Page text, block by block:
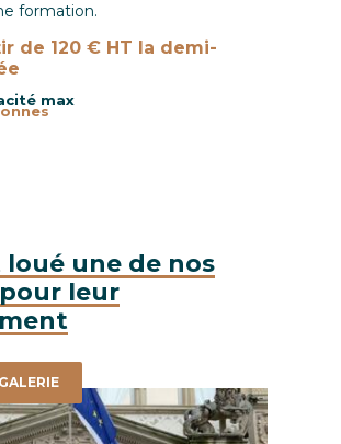
formation.
de 120 € HT la demi-
max
loué une de nos
leur
- Tournage du téléfilm En quête de vérité,